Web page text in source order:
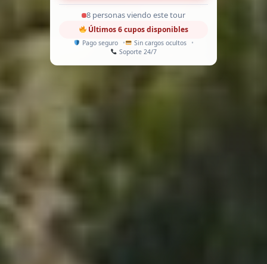
13 personas viendo este tour
Últimos 6 cupos disponibles
Pago seguro
Sin cargos ocultos
Soporte 24/7